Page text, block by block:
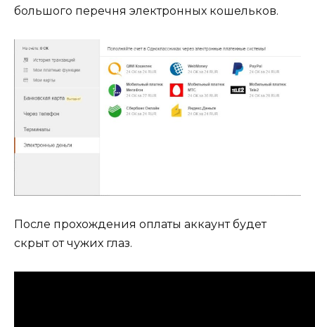
большого перечня электронных кошельков.
После прохождения оплаты аккаунт будет
скрыт от чужих глаз.